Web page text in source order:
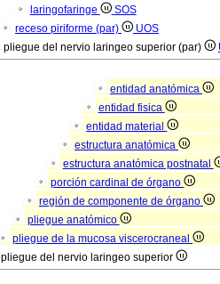
laringofaringe
SOS
receso piriforme (par)
UOS
pliegue del nervio laringeo superior (par)
entidad anatómica
entidad fisica
entidad material
estructura anatómica
estructura anatómica postnatal
porción cardinal de órgano
región de componente de órgano
pliegue anatómico
pliegue de la mucosa viscerocraneal
pliegue del nervio laringeo superior